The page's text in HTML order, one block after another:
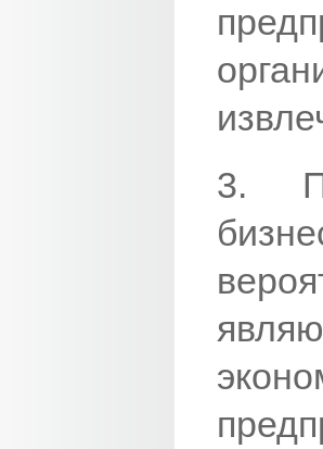
3.